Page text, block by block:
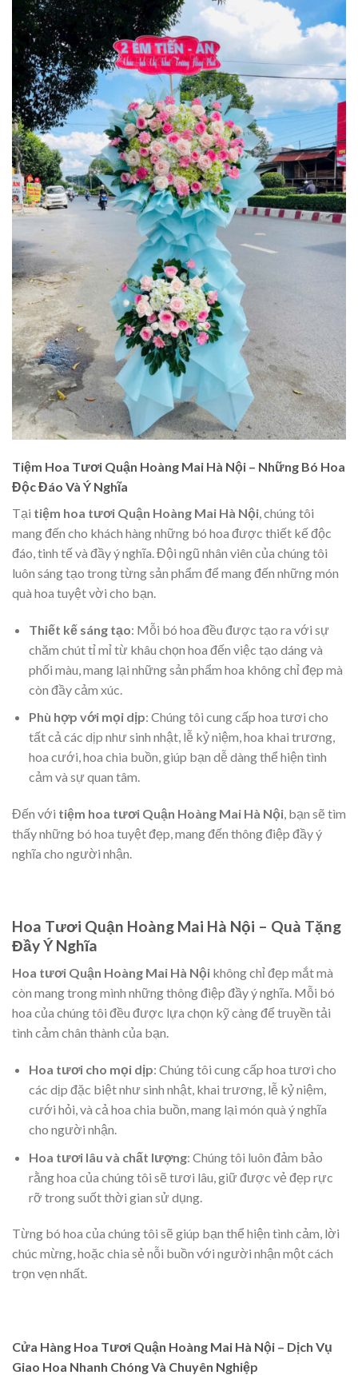
Tiệm Hoa Tươi Quận Hoàng Mai Hà Nội – Những Bó Hoa
Độc Đáo Và Ý Nghĩa
Tại tiệm hoa tươi Quận Hoàng Mai Hà Nội , chúng tôi
mang đến cho khách hàng những bó hoa được thiết kế độc
đáo, tinh tế và đầy ý nghĩa. Đội ngũ nhân viên của chúng tôi
luôn sáng tạo trong từng sản phẩm để mang đến những món
quà hoa tuyệt vời cho bạn.
Thiết kế sáng tạo: Mỗi bó hoa đều được tạo ra với sự
chăm chút tỉ mỉ từ khâu chọn hoa đến việc tạo dáng và
phối màu, mang lại những sản phẩm hoa không chỉ đẹp mà
còn đầy cảm xúc.
Phù hợp với mọi dịp: Chúng tôi cung cấp hoa tươi cho
tất cả các dịp như sinh nhật, lễ kỷ niệm, hoa khai trương,
hoa cưới, hoa chia buồn, giúp bạn dễ dàng thể hiện tình
cảm và sự quan tâm.
Đến với tiệm hoa tươi Quận Hoàng Mai Hà Nội, bạn sẽ tìm
thấy những bó hoa tuyệt đẹp, mang đến thông điệp đầy ý
nghĩa cho người nhận.
Hoa Tươi Quận Hoàng Mai Hà Nội – Quà Tặng
Đầy Ý Nghĩa
Hoa tươi Quận Hoàng Mai Hà Nội không chỉ đẹp mắt mà
còn mang trong mình những thông điệp đầy ý nghĩa. Mỗi bó
hoa của chúng tôi đều được lựa chọn kỹ càng để truyền tải
tình cảm chân thành của bạn.
Hoa tươi cho mọi dịp: Chúng tôi cung cấp hoa tươi cho
các dịp đặc biệt như sinh nhật, khai trương, lễ kỷ niệm,
cưới hỏi, và cả hoa chia buồn, mang lại món quà ý nghĩa
cho người nhận.
Hoa tươi lâu và chất lượng: Chúng tôi luôn đảm bảo
rằng hoa của chúng tôi sẽ tươi lâu, giữ được vẻ đẹp rực
rỡ trong suốt thời gian sử dụng.
Từng bó hoa của chúng tôi sẽ giúp bạn thể hiện tình cảm, lời
chúc mừng, hoặc chia sẻ nỗi buồn với người nhận một cách
trọn vẹn nhất.
Cửa Hàng Hoa Tươi Quận Hoàng Mai Hà Nội – Dịch Vụ
Giao Hoa Nhanh Chóng Và Chuyên Nghiệp